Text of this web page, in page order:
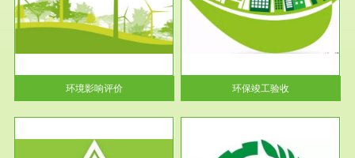
环境影响评价
环保竣工验收
根据《建设项目环境保护管理条
例》第十七条 编制环境影响报
告书、...
环保竣工验收